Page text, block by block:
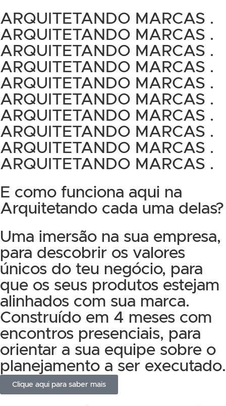
ARQUITETANDO MARCAS .
ARQUITETANDO MARCAS .
ARQUITETANDO MARCAS .
ARQUITETANDO MARCAS .
ARQUITETANDO MARCAS .
ARQUITETANDO MARCAS .
ARQUITETANDO MARCAS .
ARQUITETANDO MARCAS .
ARQUITETANDO MARCAS .
ARQUITETANDO MARCAS .
E como funciona aqui na
Arquitetando cada uma delas?
Uma imersão na sua empresa,
para descobrir os valores
únicos do teu negócio, para
que os seus produtos estejam
alinhados com sua marca.
Construído em 4 meses com
encontros presenciais, para
orientar a sua equipe sobre o
planejamento a ser executado.
Clique aqui para saber mais